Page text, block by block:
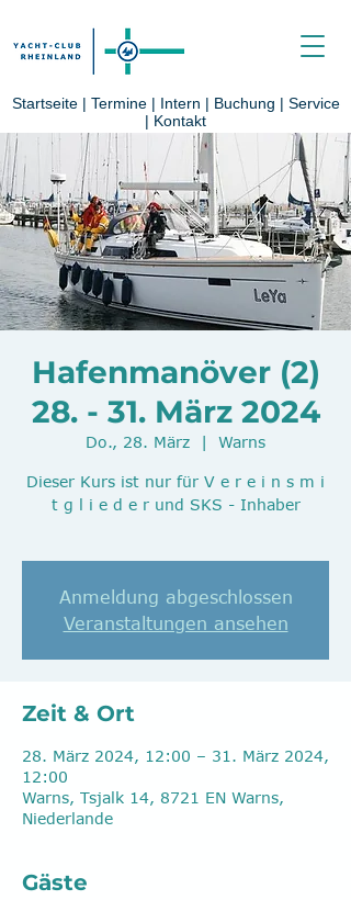
Startseite| Termine | Intern | Buchung | Service
| Kontakt
Hafenmanöver (2)
28. - 31. März 2024
Do., 28. März
  |
Warns
Dieser Kurs ist nur für V e r e i n s m i
t g l i e d e r und SKS - Inhaber
Anmeldung abgeschlossen
Veranstaltungen ansehen
Zeit & Ort
28. März 2024, 12:00 – 31. März 2024,
12:00
Warns, Tsjalk 14, 8721 EN Warns,
Niederlande
Gäste